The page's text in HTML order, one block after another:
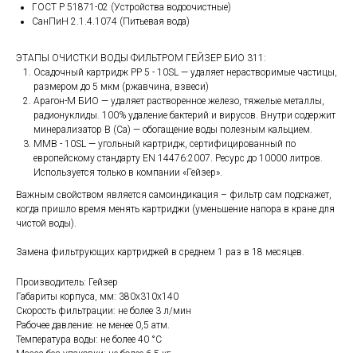
ГОСТ Р 51871-02 (Устройства водоочистные)
СанПиН 2.1.4.1074 (Питьевая вода)
ЭТАПЫ ОЧИСТКИ ВОДЫ ФИЛЬТРОМ ГЕЙЗЕР БИО 311:
Осадочный картридж РР 5 - 10SL — удаляет нерастворимые частицы,
размером до 5 мкм (ржавчина, взвеси)
Арагон-М БИО — удаляет растворенное железо, тяжелые металлы,
радионуклиды. 100% удаление бактерий и вирусов. Внутри содержит
минерализатор B (Ca) — обогащение воды полезным кальцием.
ММВ - 10SL — угольный картридж, сертифицированный по
европейскому стандарту EN 14476:2007. Ресурс до 10000 литров.
Используется только в компании «Гейзер».
Важным свойством является самоиндикация – фильтр сам подскажет,
когда пришло время менять картриджи (уменьшение напора в кране для
чистой воды).
Замена фильтрующих картриджей в среднем 1 раз в 18 месяцев.
Производитель: Гейзер
Габариты корпуса, мм: 380х310х140
Скорость фильтрации: не более 3 л/мин
Рабочее давление: не менее 0,5 атм.
Температура воды: не более 40 °С